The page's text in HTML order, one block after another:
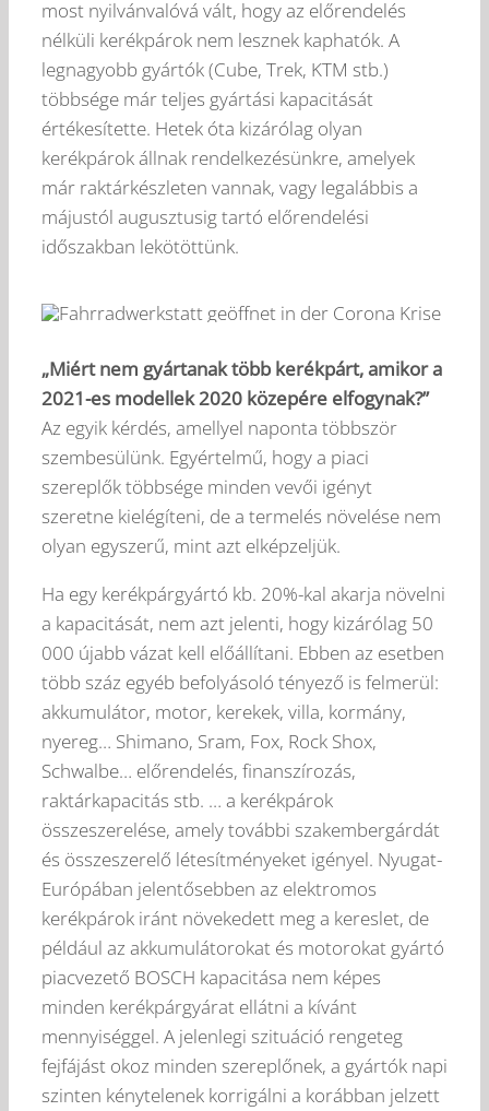
most nyilvánvalóvá vált, hogy az előrendelés
nélküli kerékpárok nem lesznek kaphatók. A
legnagyobb gyártók (Cube, Trek, KTM stb.)
többsége már teljes gyártási kapacitását
értékesítette. Hetek óta kizárólag olyan
kerékpárok állnak rendelkezésünkre, amelyek
már raktárkészleten vannak, vagy legalábbis a
májustól augusztusig tartó előrendelési
időszakban lekötöttünk.
„Miért nem gyártanak több kerékpárt, amikor a
2021-es modellek 2020 közepére elfogynak?”
Az egyik kérdés, amellyel naponta többször
szembesülünk. Egyértelmű, hogy a piaci
szereplők többsége minden vevői igényt
szeretne kielégíteni, de a termelés növelése nem
olyan egyszerű, mint azt elképzeljük.
Ha egy kerékpárgyártó kb. 20%-kal akarja növelni
a kapacitását, nem azt jelenti, hogy kizárólag 50
000 újabb vázat kell előállítani. Ebben az esetben
több száz egyéb befolyásoló tényező is felmerül:
akkumulátor, motor, kerekek, villa, kormány,
nyereg… Shimano, Sram, Fox, Rock Shox,
Schwalbe… előrendelés, finanszírozás,
raktárkapacitás stb. … a kerékpárok
összeszerelése, amely további szakembergárdát
és összeszerelő létesítményeket igényel. Nyugat-
Európában jelentősebben az elektromos
kerékpárok iránt növekedett meg a kereslet, de
például az akkumulátorokat és motorokat gyártó
piacvezető BOSCH kapacitása nem képes
minden kerékpárgyárat ellátni a kívánt
mennyiséggel. A jelenlegi szituáció rengeteg
fejfájást okoz minden szereplőnek, a gyártók napi
szinten kénytelenek korrigálni a korábban jelzett